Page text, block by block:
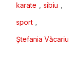
karate
sibiu
sport
Ștefania Văcariu